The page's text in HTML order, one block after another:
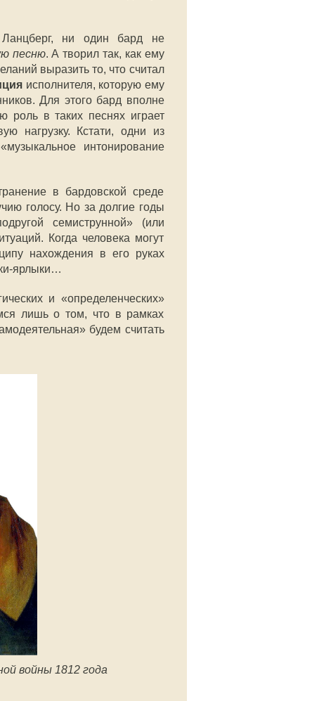
Ланцберг, ни один бард не
песню. А творил так, как ему
выразить то, что считал
исполнителя, которую ему
Для этого бард вполне
роль в таких песнях играет
нагрузку. Кстати, одни из
интонирование
в бардовской среде
голосу. Но за долгие годы
семиструнной» (или
Когда человека могут
нахождения в его руках
ярлыки…
и «определенческих»
лишь о том, что в рамках
будем считать
войны 1812 года